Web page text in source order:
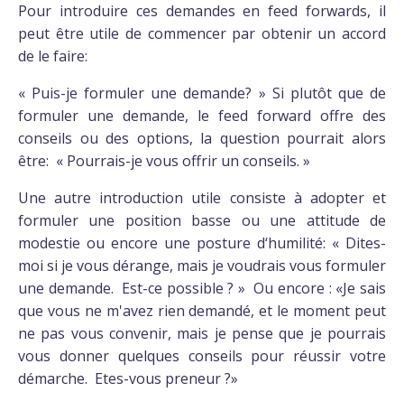
Pour introduire ces demandes en feed forwards, il
peut être utile de commencer par obtenir un accord
de le faire:
« Puis-je formuler une demande? » Si plutôt que de
formuler une demande, le feed forward offre des
conseils ou des options, la question pourrait alors
être: « Pourrais-je vous offrir un conseils. »
Une autre introduction utile consiste à adopter et
formuler une position basse ou une attitude de
modestie ou encore une posture d‘humilité: « Dites-
moi si je vous dérange, mais je voudrais vous formuler
une demande. Est-ce possible ? » Ou encore : «Je sais
que vous ne m'avez rien demandé, et le moment peut
ne pas vous convenir, mais je pense que je pourrais
vous donner quelques conseils pour réussir votre
démarche. Etes-vous preneur ?»